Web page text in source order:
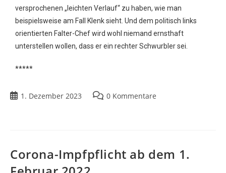
versprochenen „leichten Verlauf“ zu haben, wie man
beispielsweise am Fall Klenk sieht. Und dem politisch links
orientierten Falter-Chef wird wohl niemand ernsthaft
unterstellen wollen, dass er ein rechter Schwurbler sei.
*****
1. Dezember 2023 0 Kommentare
Corona-Impfpflicht ab dem 1.